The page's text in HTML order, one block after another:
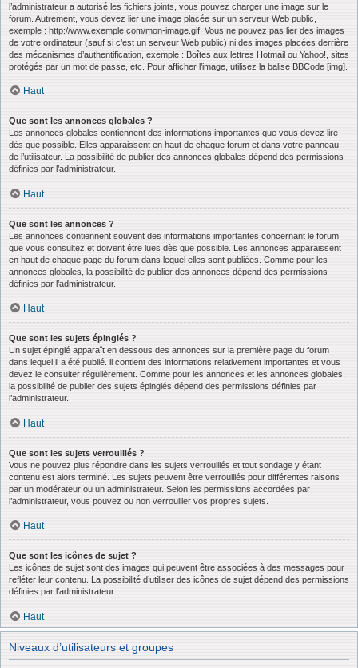
l’administrateur a autorisé les fichiers joints, vous pouvez charger une image sur le
forum. Autrement, vous devez lier une image placée sur un serveur Web public,
exemple : http://www.exemple.com/mon-image.gif. Vous ne pouvez pas lier des images
de votre ordinateur (sauf si c’est un serveur Web public) ni des images placées derrière
des mécanismes d’authentification, exemple : Boîtes aux lettres Hotmail ou Yahoo!, sites
protégés par un mot de passe, etc. Pour afficher l’image, utilisez la balise BBCode [img].
Haut
Que sont les annonces globales ?
Les annonces globales contiennent des informations importantes que vous devez lire
dès que possible. Elles apparaissent en haut de chaque forum et dans votre panneau
de l’utilisateur. La possibilité de publier des annonces globales dépend des permissions
définies par l’administrateur.
Haut
Que sont les annonces ?
Les annonces contiennent souvent des informations importantes concernant le forum
que vous consultez et doivent être lues dès que possible. Les annonces apparaissent
en haut de chaque page du forum dans lequel elles sont publiées. Comme pour les
annonces globales, la possibilité de publier des annonces dépend des permissions
définies par l’administrateur.
Haut
Que sont les sujets épinglés ?
Un sujet épinglé apparaît en dessous des annonces sur la première page du forum
dans lequel il a été publié. il contient des informations relativement importantes et vous
devez le consulter régulièrement. Comme pour les annonces et les annonces globales,
la possibilité de publier des sujets épinglés dépend des permissions définies par
l’administrateur.
Haut
Que sont les sujets verrouillés ?
Vous ne pouvez plus répondre dans les sujets verrouillés et tout sondage y étant
contenu est alors terminé. Les sujets peuvent être verrouillés pour différentes raisons
par un modérateur ou un administrateur. Selon les permissions accordées par
l’administrateur, vous pouvez ou non verrouiller vos propres sujets.
Haut
Que sont les icônes de sujet ?
Les icônes de sujet sont des images qui peuvent être associées à des messages pour
refléter leur contenu. La possibilité d’utiliser des icônes de sujet dépend des permissions
définies par l’administrateur.
Haut
Niveaux d’utilisateurs et groupes